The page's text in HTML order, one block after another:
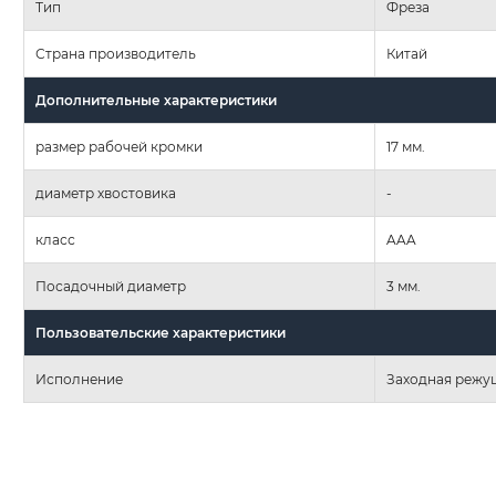
Тип Фреза
Страна производитель Китай
Дополнительные характеристики
размер рабочей кромки 17 мм.
диаметр хвостовика -
класс AAA
Посадочный диаметр 3 мм.
Пользовательские характеристики
Исполнение Заходная